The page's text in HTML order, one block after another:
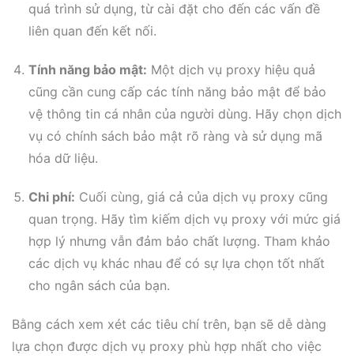
quá trình sử dụng, từ cài đặt cho đến các vấn đề
liên quan đến kết nối.
Tính năng bảo mật: Một dịch vụ proxy hiệu quả
cũng cần cung cấp các tính năng bảo mật để bảo
vệ thông tin cá nhân của người dùng. Hãy chọn dịch
vụ có chính sách bảo mật rõ ràng và sử dụng mã
hóa dữ liệu.
Chi phí: Cuối cùng, giá cả của dịch vụ proxy cũng
quan trọng. Hãy tìm kiếm dịch vụ proxy với mức giá
hợp lý nhưng vẫn đảm bảo chất lượng. Tham khảo
các dịch vụ khác nhau để có sự lựa chọn tốt nhất
cho ngân sách của bạn.
Bằng cách xem xét các tiêu chí trên, bạn sẽ dễ dàng
lựa chọn được dịch vụ proxy phù hợp nhất cho việc